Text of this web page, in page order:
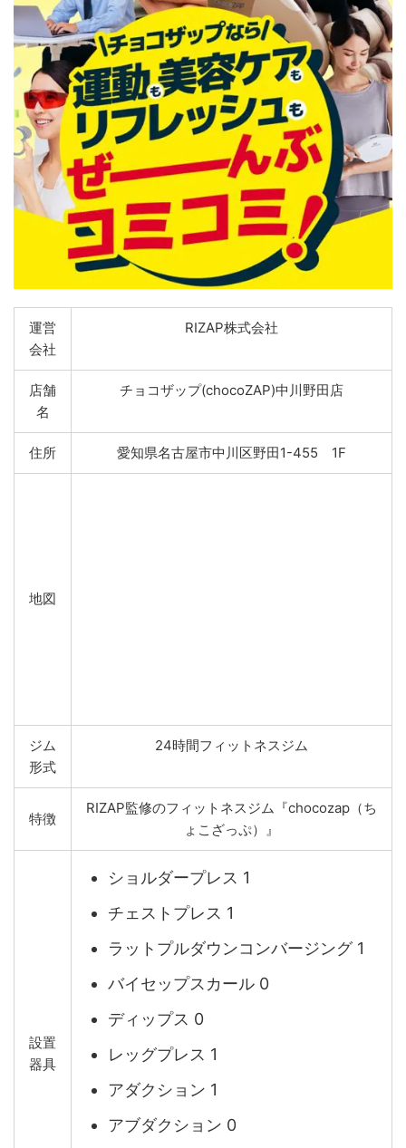
運営
会社
RIZAP株式会社
店舗
名
チョコザップ(chocoZAP)中川野田店
住所 愛知県名古屋市中川区野田1-455 1F
地図
ジム
形式
24時間フィットネスジム
特徴
RIZAP監修のフィットネスジム『chocozap（ち
ょこざっぷ）』
設置
器具
ショルダープレス 1
チェストプレス 1
ラットプルダウンコンバージング 1
バイセップスカール 0
ディップス 0
レッグプレス 1
アダクション 1
アブダクション 0